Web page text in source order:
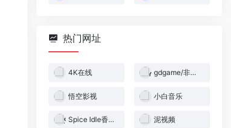
热门网址
4K在线 gdgame/非商业盈利的游戏下载网站
悟空影视 小白音乐
Spice Idle香料放置 泥视频